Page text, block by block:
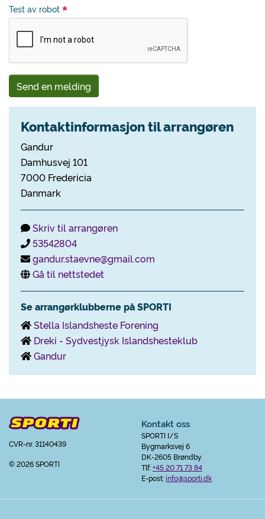
Test av robot
Send en melding
Kontaktinformasjon til arrangøren
Gandur
Damhusvej 101
7000 Fredericia
Danmark
Skriv til arrangøren
53542804
gandur.staevne@gmail.com
Gå til nettstedet
Se arrangørklubberne på SPORTI
Stella Islandsheste Forening
Dreki - Sydvestjysk Islandshesteklub
Gandur
CVR-nr. 31140439
© 2026 SPORTI
Kontakt oss
SPORTI I/S
Bygmarksvej 6
DK-2605 Brøndby
Tlf:+45 20 71 73 84
E-post:info@sporti.dk